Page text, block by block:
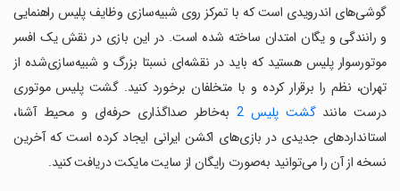
گوشی‌های اندرویدی است که با تمرکز روی شبیه‌سازی وظایف پلیس راهنمایی
و رانندگی و یگان امتدان ساخته شده است. در این بازی در نقش یک افسر
موتورسوار پلیس هستید که باید در نقشه‌ای نسبتا بزرگ و شبیه‌سازی‌شده از
تهران، نظم را برقرار کرده و با متخلفان برخورد کنید. گشت پلیس موتوری
درست مانندگشت پلیس 2 به‌خاطر صداگذاری حرفه‌ای و محیط آشنا،
استانداردهای جدیدی در بازی‌های اکشن ایرانی ایجاد کرده است که آخرین
نسخه از آن را می‌توانید به‌صورت رایگان از سایت مایکت دریافت کنید.